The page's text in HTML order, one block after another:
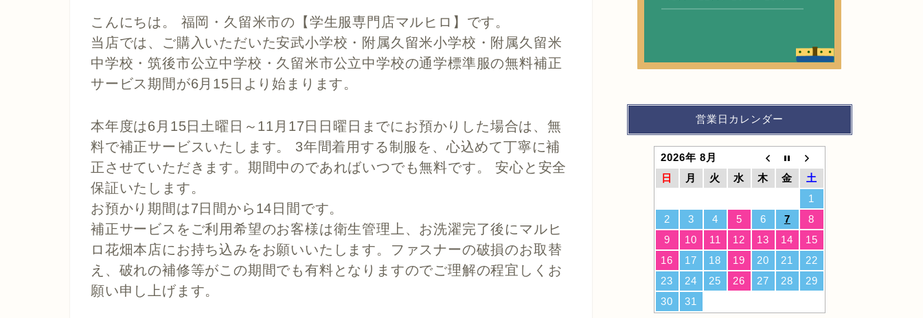
こんにちは。 福岡・久留米市の【学生服専門店マルヒロ】です。
当店では、ご購入いただいた安武小学校・附属久留米小学校・附属久留米
中学校・筑後市公立中学校・久留米市公立中学校の通学標準服の無料補正
サービス期間が6月15日より始まります。
本年度は6月15日土曜日～11月17日日曜日までにお預かりした場合は、無
料で補正サービスいたします。 3年間着用する制服を、心込めて丁寧に補
正させていただきます。 期間中のであればいつでも無料です。 安心と安全
保証いたします。
お預かり期間は7日間から14日間です。
補正サービスをご利用希望のお客様は衛生管理上、お洗濯完了後にマルヒ
ロ花畑本店にお持ち込みをお願いいたします。ファスナーの破損のお取替
え、破れの補修等がこの期間でも有料となりますのでご理解の程宜しくお
願い申し上げます。
営業日カレンダー
2026年 8月
日
月 火 水 木 金
土
1
2
3 4 5 6 7
8
9
10 11 12 13 14
15
16
17 18 19 20 21
22
23
24 25 26 27 28
29
30
31